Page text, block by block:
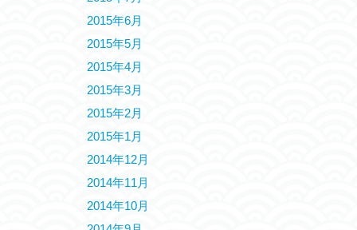
2015年6月
2015年5月
2015年4月
2015年3月
2015年2月
2015年1月
2014年12月
2014年11月
2014年10月